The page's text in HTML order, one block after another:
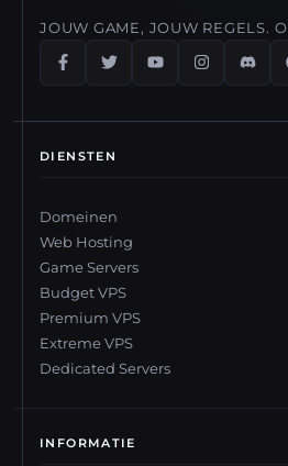
JOUW GAME, JOUW REGELS.
DIENSTEN
Domeinen
Web Hosting
Game Servers
Budget VPS
Premium VPS
Extreme VPS
Dedicated Servers
INFORMATIE